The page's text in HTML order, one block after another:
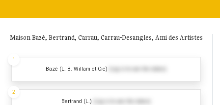
Maison Bazé, Bertrand, Carrau, Carrau-Desangles, Ami des Artistes
Bazé (L. B. Willam et Cie)
1
Bertrand (L.)
2